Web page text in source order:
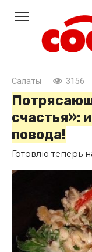
контенту
Салаты 3156
счастья»:
повода!
Готовлю теперь